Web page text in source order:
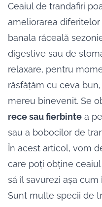
Ceaiul de trandafiri
ameliorarea diferitelor
banala răceală
digestive sau de
relaxare, pentru
răsfățăm cu ceva
mereu binevenit. Se
rece sau fierbinte a
sau a bobocilor de
În acest articol, vom
care poți obține
să îlsavurezi așa cum
Sunt multe specii de